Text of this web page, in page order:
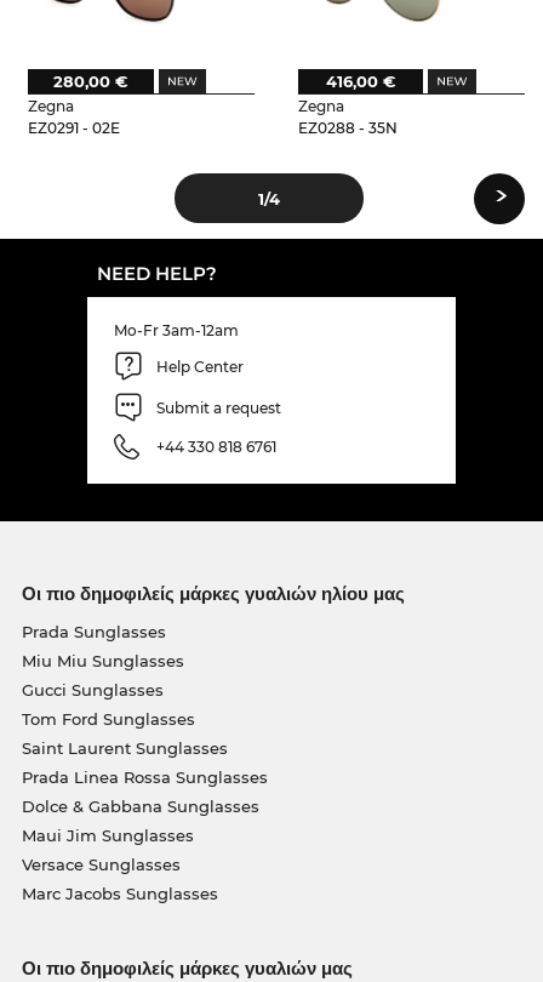
Zegna
EZ0291 - 02E
280,00 €
Zegna
EZ0288 - 35N
416,00 €
1/4 ›
NEED HELP?
Mo-Fr 3am-12am
Help Center
Submit a request
+44 330 818 6761
Οι πιο δημοφιλείς μάρκες γυαλιών ηλίου μας
Prada Sunglasses
Miu Miu Sunglasses
Gucci Sunglasses
Tom Ford Sunglasses
Saint Laurent Sunglasses
Prada Linea Rossa Sunglasses
Dolce & Gabbana Sunglasses
Maui Jim Sunglasses
Versace Sunglasses
Marc Jacobs Sunglasses
Οι πιο δημοφιλείς μάρκες γυαλιών μας